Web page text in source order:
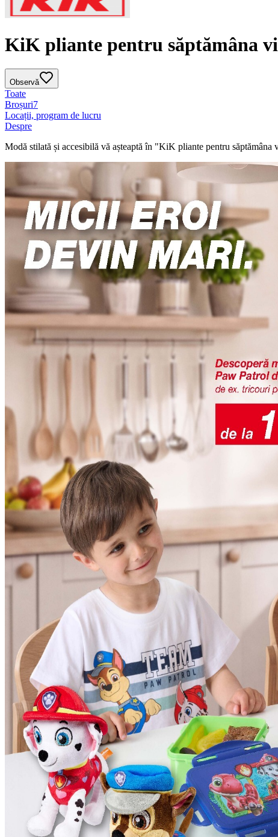
KiK pliante pentru săptămâna
Observă
Toate
Broșuri7
Locații, program de lucru
Despre
Modă stilată și accesibilă vă așteaptă în "KiK pliante pentru